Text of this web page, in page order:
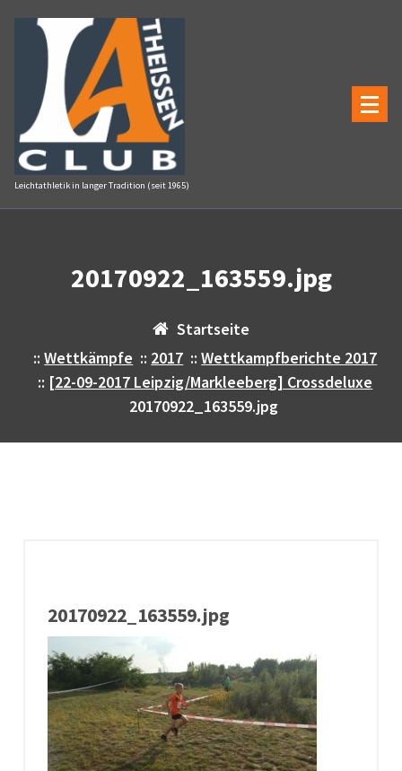
Inhalt
springen
Leichtathletik in langer Tradition (seit 1965)
20170922_163559.jpg
Startseite
::Wettkämpfe :: 2017 ::Wettkampfberichte 2017
:: [22-09-2017 Leipzig/Markleeberg] Crossdeluxe
20170922_163559.jpg
20170922_163559.jpg